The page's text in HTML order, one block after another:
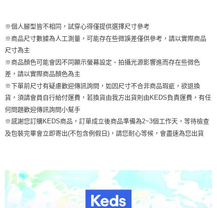
※個人腳型皆不相同，試穿心得僅提供選擇尺寸參考
※商品尺寸數據為人工測量，可能存在些微誤差僅供參考，請以實際商品
尺寸為主
※商品顏色可能會因不同顯示螢幕設定、拍攝光源影響進而存在些微色
差，請以實際商品顏色為主
※下單前尺寸有疑慮歡迎傳訊詢問，如因尺寸不合非商品瑕疵，欲退換
貨，須請會員自行給付運費，若換貨由我方出貨則由KEDS負責運費，有任
何問題歡迎傳訊詢問小幫手
※感謝您訂購KEDS商品，訂單成立後商品準備為2~3個工作天，等待檢查
及包裝完畢會立即寄出(不包含例假日)，請您耐心等候，會盡速為您出貨